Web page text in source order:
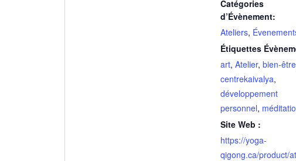
Catégories
d’Évènement:
Ateliers,
Étiquettes
art, Atelier, bien-être
centrekaivalya,
développement
personnel,
Site Web :
https://yoga-
qigong.ca/product/